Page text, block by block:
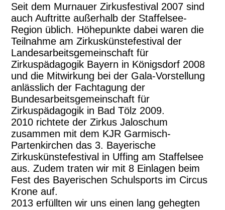
Seit dem Murnauer Zirkusfestival 2007 sind
auch Auftritte außerhalb der Staffelsee-
Region üblich. Höhepunkte dabei waren die
Teilnahme am Zirkuskünstefestival der
Landesarbeitsgemeinschaft für
Zirkuspädagogik Bayern in Königsdorf 2008
und die Mitwirkung bei der Gala-Vorstellung
anlässlich der Fachtagung der
Bundesarbeitsgemeinschaft für
Zirkuspädagogik in Bad Tölz 2009.
2010 richtete der Zirkus Jaloschum
zusammen mit dem KJR Garmisch-
Partenkirchen das 3. Bayerische
Zirkuskünstefestival in Uffing am Staffelsee
aus. Zudem traten wir mit 8 Einlagen beim
Fest des Bayerischen Schulsports im Circus
Krone auf.
2013 erfüllten wir uns einen lang gehegten